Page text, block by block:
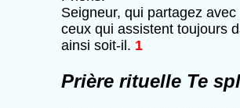
Seigneur, qui partagez
ceux qui assistent toujours
ainsi soit-il. 1
Prière rituelle Te